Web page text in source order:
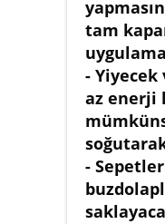
tam
-
az enerji
-